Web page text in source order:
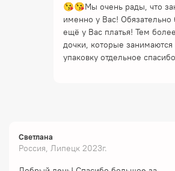
😘😘Мы очень рады, что
именно у Вас! Обязательно
ещё у Вас платья! Тем
дочки, которые
упаковку отдельное
Светлана
Россия, Липецк 2023г.